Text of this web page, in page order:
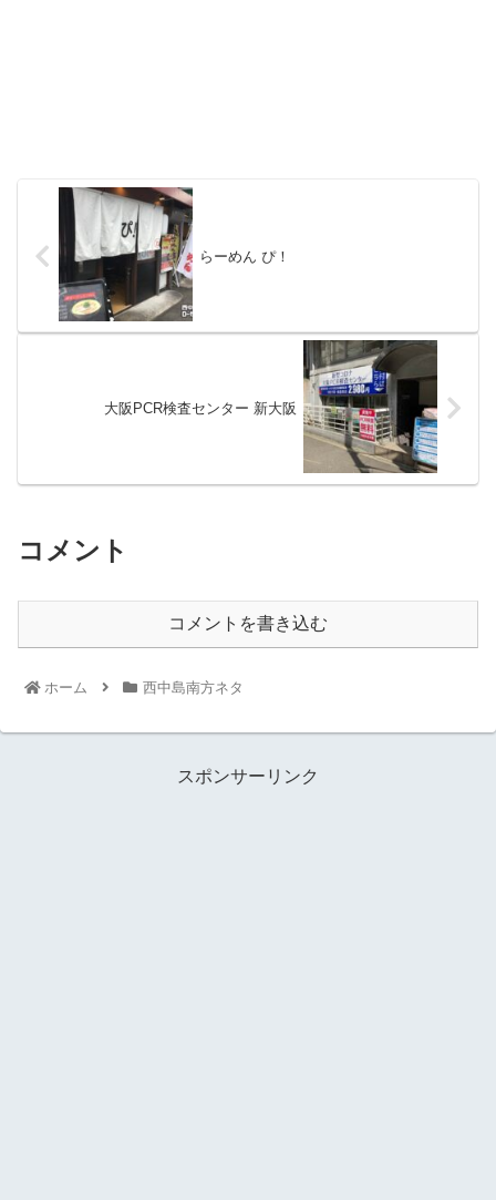
らーめん ぴ！
大阪PCR検査センター 新大阪
コメント
コメントを書き込む
ホーム 西中島南方ネタ
スポンサーリンク